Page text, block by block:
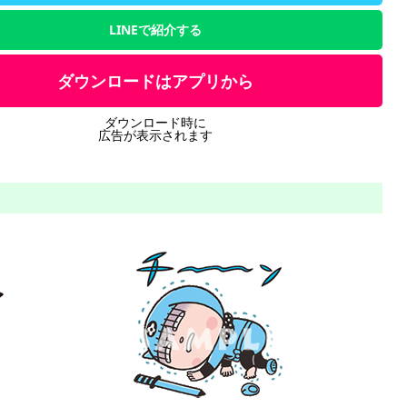
LINEで紹介する
ダウンロードはアプリから
ダウンロード時に
広告が表示されます